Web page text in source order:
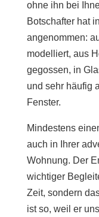
ohne ihn bei
Botschafter hat
angenommen:
modelliert, aus
gegossen, in
und sehr häufig
Fenster.
Mindestens
auch in Ihrer
Wohnung. Der
wichtiger
Zeit, sondern
ist so, weil er